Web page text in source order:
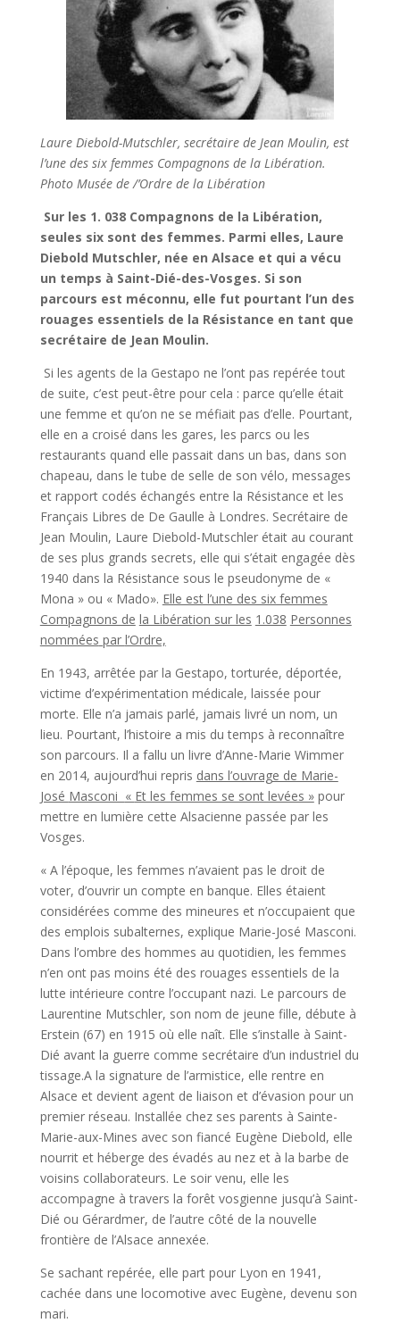
Laure Diebold-Mutschler, secrétaire de Jean Moulin, est
l’une des six femmes Compagnons de la Libération.
Photo Musée de /’Ordre de la Libération
Sur les 1. 038 Compagnons de la Libération,
seules six sont des femmes. Parmi elles, Laure
Diebold Mutschler, née en Alsace et qui a vécu
un temps à Saint-Dié-des-Vosges. Si son
parcours est méconnu, elle fut pourtant l’un des
rouages essentiels de la Résistance en tant que
secrétaire de Jean Moulin.
Si les agents de la Gestapo ne l’ont pas repérée tout
de suite, c’est peut-être pour cela : parce qu’elle était
une femme et qu’on ne se méfiait pas d’elle. Pourtant,
elle en a croisé dans les gares, les parcs ou les
restaurants quand elle passait dans un bas, dans son
chapeau, dans le tube de selle de son vélo, messages
et rapport codés échangés entre la Résistance et les
Français Libres de De Gaulle à Londres. Secrétaire de
Jean Moulin, Laure Diebold-Mutschler était au courant
de ses plus grands secrets, elle qui s’était engagée dès
1940 dans la Résistance sous le pseudonyme de «
Mona » ou « Mado». Elle est l’une des six femmes
Compagnons de la Libération sur les 1.038 Personnes
nommées par l’Ordre,
En 1943, arrêtée par la Gestapo, torturée, déportée,
victime d’expérimentation médicale, laissée pour
morte. Elle n’a jamais parlé, jamais livré un nom, un
lieu. Pourtant, l’histoire a mis du temps à reconnaître
son parcours. Il a fallu un livre d’Anne-Marie Wimmer
en 2014, aujourd’hui repris dans l’ouvrage de Marie-
José Masconi « Et les femmes se sont levées »pour
mettre en lumière cette Alsacienne passée par les
Vosges.
« A l’époque, les femmes n’avaient pas le droit de
voter, d’ouvrir un compte en banque. Elles étaient
considérées comme des mineures et n’occupaient que
des emplois subalternes, explique Marie-José Masconi.
Dans l’ombre des hommes au quotidien, les femmes
n’en ont pas moins été des rouages essentiels de la
lutte intérieure contre l’occupant nazi. Le parcours de
Laurentine Mutschler, son nom de jeune fille, débute à
Erstein (67) en 1915 où elle naît. Elle s’installe à Saint-
Dié avant la guerre comme secrétaire d’un industriel du
tissage.A la signature de l’armistice, elle rentre en
Alsace et devient agent de liaison et d’évasion pour un
premier réseau. Installée chez ses parents à Sainte­
Marie-aux-Mines avec son fiancé Eugène Diebold, elle
nourrit et héberge des évadés au nez et à la barbe de
voisins collaborateurs. Le soir venu, elle les
accompagne à travers la forêt vosgienne jusqu’à Saint-
Dié ou Gérardmer, de l’autre côté de la nouvelle
frontière de l’Alsace annexée.
Se sachant repérée, elle part pour Lyon en 1941,
cachée dans une locomotive avec Eugène, devenu son
mari.